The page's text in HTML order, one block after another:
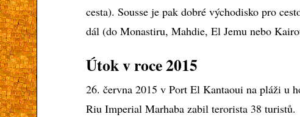
cesta). Sousse je pak dobré východisko pro
dál (do Monastiru, Mahdie, El Jemu nebo
Útok v roce 2015
26. června 2015 v Port El Kantaoui na pláži u
Riu Imperial Marhaba zabil terorista 38 turistů.